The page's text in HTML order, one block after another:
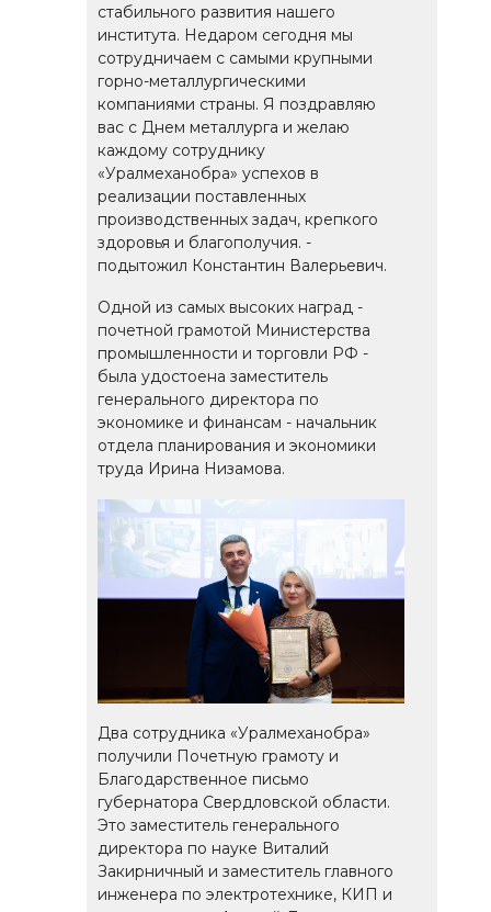
стабильного развития нашего
института. Недаром сегодня мы
сотрудничаем с самыми крупными
горно-металлургическими
компаниями страны. Я поздравляю
вас с Днем металлурга и желаю
каждому сотруднику
«Уралмеханобра» успехов в
реализации поставленных
производственных задач, крепкого
здоровья и благополучия. -
подытожил Константин Валерьевич.
Одной из самых высоких наград -
почетной грамотой Министерства
промышленности и торговли РФ -
была удостоена заместитель
генерального директора по
экономике и финансам - начальник
отдела планирования и экономики
труда Ирина Низамова.
Два сотрудника «Уралмеханобра»
получили Почетную грамоту и
Благодарственное письмо
губернатора Свердловской области.
Это заместитель генерального
директора по науке Виталий
Закирничный и заместитель главного
инженера по электротехнике, КИП и